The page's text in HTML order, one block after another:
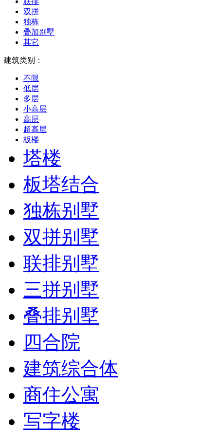
双拼
独栋
叠加别墅
其它
建筑类别：
不限
低层
多层
小高层
高层
超高层
板楼
塔楼
板塔结合
独栋别墅
双拼别墅
联排别墅
三拼别墅
叠排别墅
四合院
建筑综合体
商住公寓
写字楼